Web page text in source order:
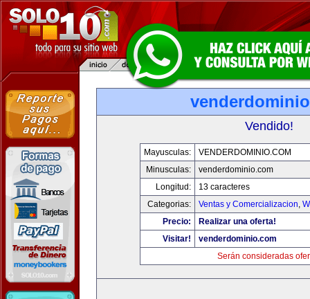
Vendido!
Mayusculas:
VENDERDOMINIO.COM
Minusculas:
venderdominio.com
Longitud:
13 caracteres
Categorias:
Ventas y Comercializacion,
Precio:
Realizar una oferta!
Visitar!
venderdominio.com
Serán consideradas